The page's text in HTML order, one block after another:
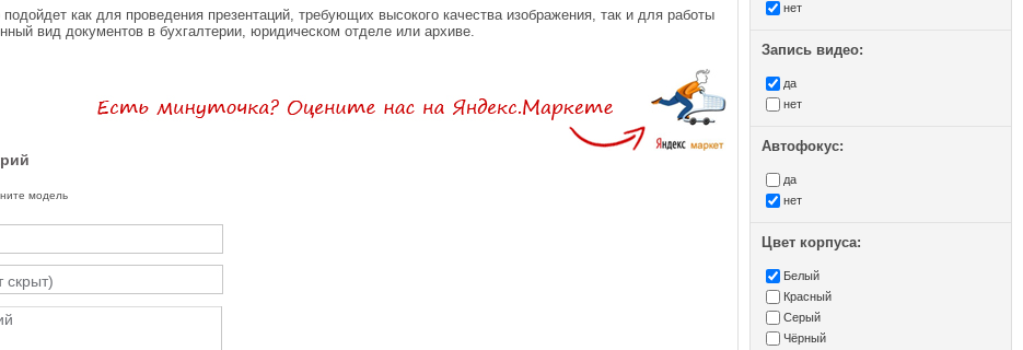
как для проведения презентаций, требующих высокого качества изображения, так и для работы
вид документов в бухгалтерии, юридическом отделе или архиве.
модель
нет
Запись видео:
да
нет
Автофокус:
да
нет
Цвет корпуса:
Белый
Красный
Серый
Чёрный